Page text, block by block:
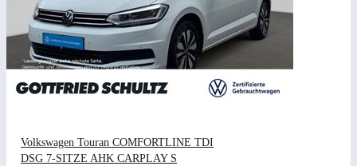
Volkswagen Touran COMFORTLINE TDI
DSG 7-SITZE AHK CARPLAY S